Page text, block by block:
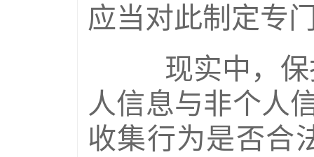
应当对此制定专
现实中，保
人信息与非个人
收集行为是否合